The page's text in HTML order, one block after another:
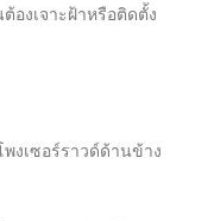
องเจาะฝ้าหรือติดตั้ง
งเซอร์ราวด์ด้านข้าง